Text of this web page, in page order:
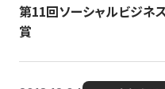
第11回ソーシャルビジネ
賞